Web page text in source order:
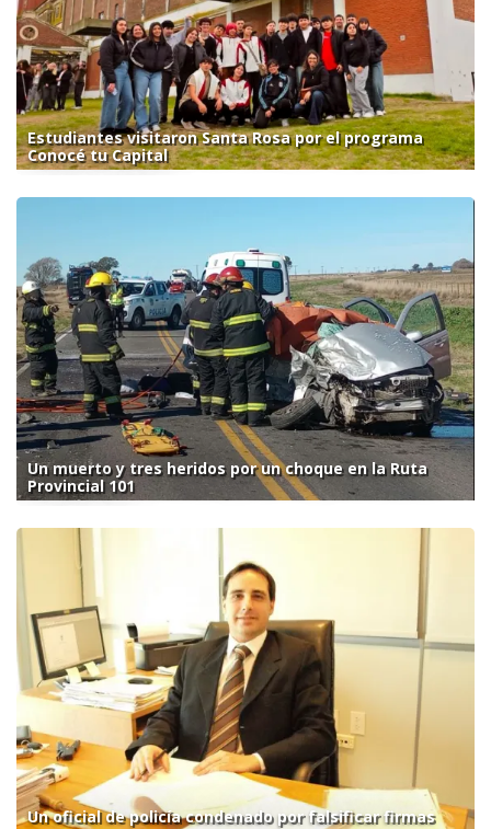
Estudiantes visitaron Santa Rosa por el programa
Conocé tu Capital
Un muerto y tres heridos por un choque en la Ruta
Provincial 101
Un oficial de policía condenado por falsificar firmas